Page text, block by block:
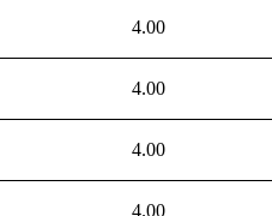
4.00
4.00
4.00
4.00